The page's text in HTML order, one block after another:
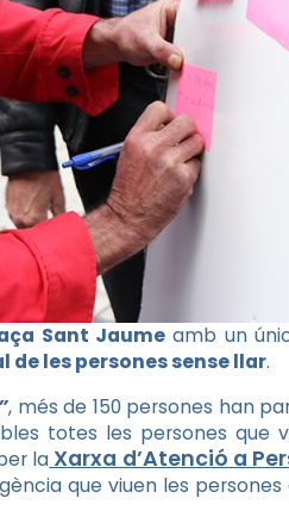
Sant Jaume amb un
de les persones sense llar.
, més de 150 persones han
totes les persones que
la Xarxa d’Atenció a
que viuen les persones